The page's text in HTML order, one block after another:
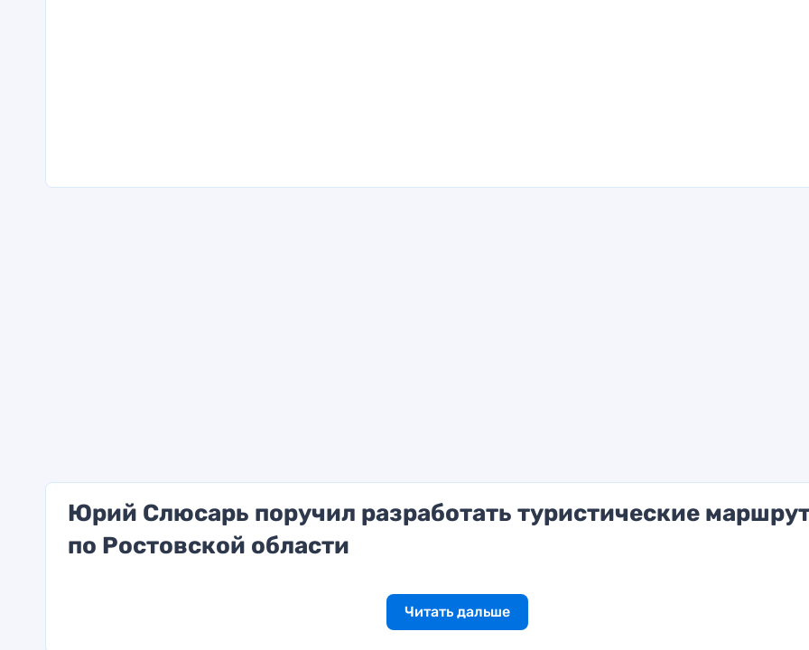
Юрий Слюсарь поручил разработать туристические
по Ростовской области
Читать дальше